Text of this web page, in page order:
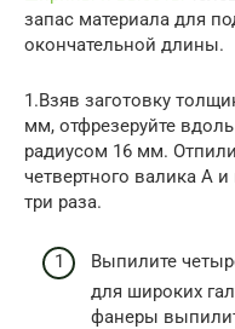
запас материала для
окончательной длины.
1.Взяв заготовку
мм, отфрезеруйте
радиусом 16 мм.
четвертного валика А
три раза.
Выпилите
для широких
фанеры